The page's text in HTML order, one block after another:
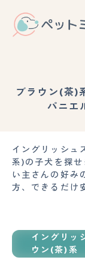
ブラウン(茶)
パニエ
イングリッシュ
系)の子犬を探
い主さんの好み
方、できるだけ
イングリッ
ウン(茶)系